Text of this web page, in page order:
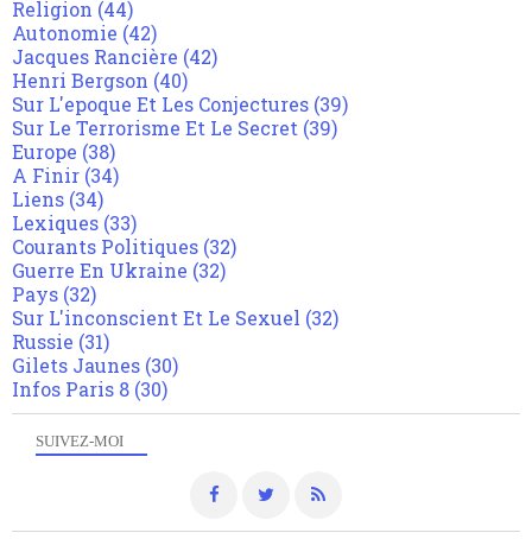
SUIVEZ-MOI
Religion (44)
Autonomie (42)
Jacques Rancière (42)
Henri Bergson (40)
Sur L'epoque Et Les Conjectures (39)
Sur Le Terrorisme Et Le Secret (39)
Europe (38)
A Finir (34)
Liens (34)
Lexiques (33)
Courants Politiques (32)
Guerre En Ukraine (32)
Pays (32)
Sur L'inconscient Et Le Sexuel (32)
Russie (31)
Gilets Jaunes (30)
Infos Paris 8 (30)